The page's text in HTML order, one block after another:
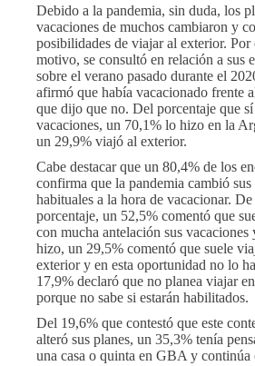
Debido a la pandemia, sin duda, los
vacaciones de muchos cambiaron y
posibilidades de viajar al exterior. Por
motivo, se consultó en relación a sus
sobre el verano pasado durante el
afirmó que había vacacionado frente
que dijo que no. Del porcentaje que
vacaciones, un 70,1% lo hizo en la
un 29,9% viajó al exterior.
Cabe destacar que un 80,4% de los
confirma que la pandemia cambió
habituales a la hora de vacacionar. De
porcentaje, un 52,5% comentó que
con mucha antelación sus vacaciones
hizo, un 29,5% comentó que suele
exterior y en esta oportunidad no lo
17,9% declaró que no planea viajar
porque no sabe si estarán habilitados.
Del 19,6% que contestó que este
alteró sus planes, un 35,3% tenía
una casa o quinta en GBA y continúa